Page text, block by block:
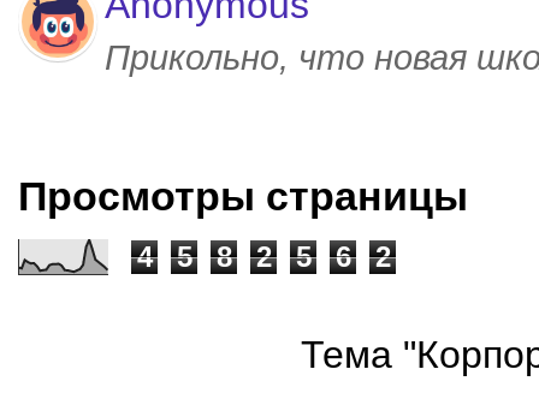
Прикольно, что новая
Просмотры страницы
4 5 8 2 5 6 2
Тема